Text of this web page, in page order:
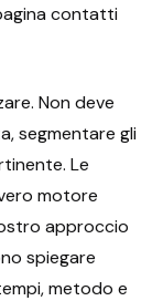
contatti
Non deve
segmentare gli
Le
motore
approccio
spiegare
metodo e